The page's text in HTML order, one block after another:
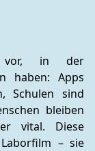
vor, in der
haben: Apps
Schulen sind
bleiben
vital. Diese
– sie